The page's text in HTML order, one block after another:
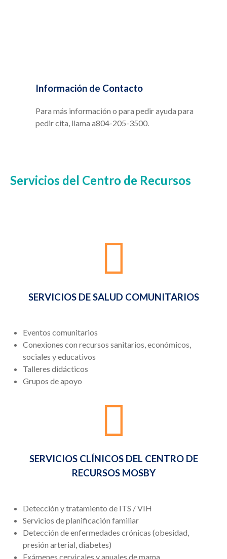
Información de Contacto
Para más información o para pedir ayuda para
pedir cita , llama a804-205-3500.
Servicios del Centro de Recursos
SERVICIOS DE SALUD COMUNITARIOS
Eventos comunitarios
Conexiones con recursos sanitarios, económicos,
sociales y educativos
Talleres didácticos
Grupos de apoyo
SERVICIOS CLÍNICOS DEL CENTRO DE
RECURSOS MOSBY
Detección y tratamiento de ITS / VIH
Servicios de planificación familiar
Detección de enfermedades crónicas (obesidad,
presión arterial, diabetes)
Exámenes cervicales y anuales de mama